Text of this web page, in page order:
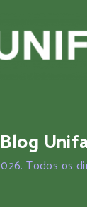
Blog
Todos os